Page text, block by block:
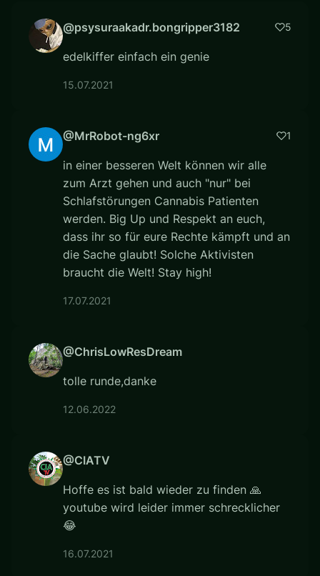
@psysuraakadr.bongripper3182 5
edelkiffer einfach ein genie
15.07.2021
@MrRobot-ng6xr 1
in einer besseren Welt können wir alle
zum Arzt gehen und auch "nur" bei
Schlafstörungen Cannabis Patienten
werden. Big Up und Respekt an euch,
dass ihr so für eure Rechte kämpft und an
die Sache glaubt! Solche Aktivisten
braucht die Welt! Stay high!
17.07.2021
@ChrisLowResDream
tolle runde,danke
12.06.2022
@CIATV
Hoffe es ist bald wieder zu finden 🙏
youtube wird leider immer schrecklicher
😂
16.07.2021